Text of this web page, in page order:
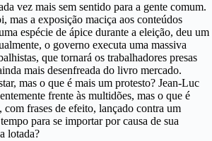
vez mais sem sentido para a gente comum.
mas a exposição maciça aos conteúdos
espécie de ápice durante a eleição, deu um
o governo executa uma massiva
que tornará os trabalhadores presas
mais desenfreada do livro mercado.
mas o que é mais um protesto? Jean-Luc
frente às multidões, mas o que é
com frases de efeito, lançado contra um
para se importar por causa de sua
lotada?